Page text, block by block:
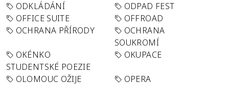
ODKLÁDÁNÍ
ODPAD FEST
OFFICE SUITE
OFFROAD
OCHRANA PŘÍRODY
OCHRANA
SOUKROMÍ
OKÉNKO
STUDENTSKÉ POEZIE
OKUPACE
OLOMOUC OŽIJE
OPERA